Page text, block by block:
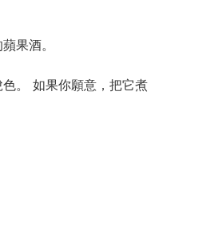
果酒。
。 如果你願意，把它煮